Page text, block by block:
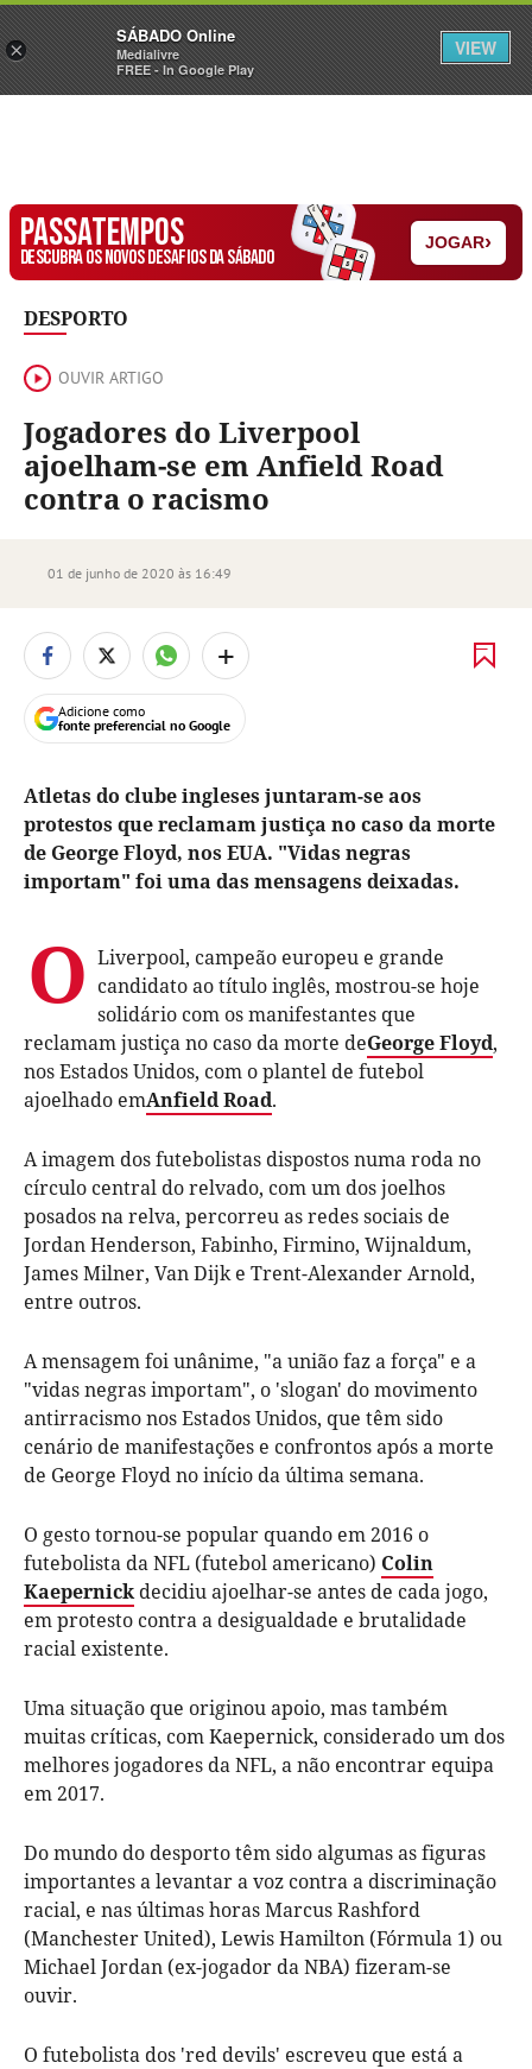
Sábado Assine Iniciar Sessão
PASSATEMPOS
DESCUBRA OS NOVOS DESAFIOS DA SÁBADO
JOGAR›
DESPORTO
OUVIR ARTIGO
Jogadores do Liverpool
ajoelham-se em Anfield Road
contra o racismo
01 de junho de 2020 às 16:49
+
Adicione como
fonte preferencial no Google
Atletas do clube ingleses juntaram-se aos
protestos que reclamam justiça no caso da morte
de George Floyd, nos EUA. "Vidas negras
importam" foi uma das mensagens deixadas.
O Liverpool, campeão europeu e grande
candidato ao título inglês, mostrou-se hoje
solidário com os manifestantes que
reclamam justiça no caso da morte deGeorge Floyd,
nos Estados Unidos, com o plantel de futebol
ajoelhado emAnfield Road.
A imagem dos futebolistas dispostos numa roda no
círculo central do relvado, com um dos joelhos
posados na relva, percorreu as redes sociais de
Jordan Henderson, Fabinho, Firmino, Wijnaldum,
James Milner, Van Dijk e Trent-Alexander Arnold,
entre outros.
A mensagem foi unânime, "a união faz a força" e a
"vidas negras importam", o 'slogan' do movimento
antirracismo nos Estados Unidos, que têm sido
cenário de manifestações e confrontos após a morte
de George Floyd no início da última semana.
O gesto tornou-se popular quando em 2016 o
futebolista da NFL (futebol americano) Colin
Kaepernickdecidiu ajoelhar-se antes de cada jogo,
em protesto contra a desigualdade e brutalidade
racial existente.
Uma situação que originou apoio, mas também
muitas críticas, com Kaepernick, considerado um dos
melhores jogadores da NFL, a não encontrar equipa
em 2017.
Do mundo do desporto têm sido algumas as figuras
importantes a levantar a voz contra a discriminação
racial, e nas últimas horas Marcus Rashford
(Manchester United), Lewis Hamilton (Fórmula 1) ou
Michael Jordan (ex-jogador da NBA) fizeram-se
ouvir.
O futebolista dos 'red devils' escreveu que está a
×
SÁBADO Online
Medialivre
FREE - In Google Play
VIEW